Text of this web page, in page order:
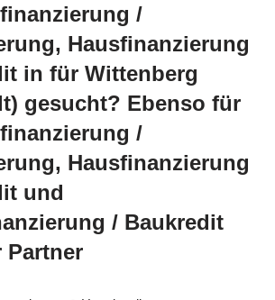
/
Hausfinanzierung
in für Wittenberg
gesucht? Ebenso für
/
Hausfinanzierung
und
/ Baukredit